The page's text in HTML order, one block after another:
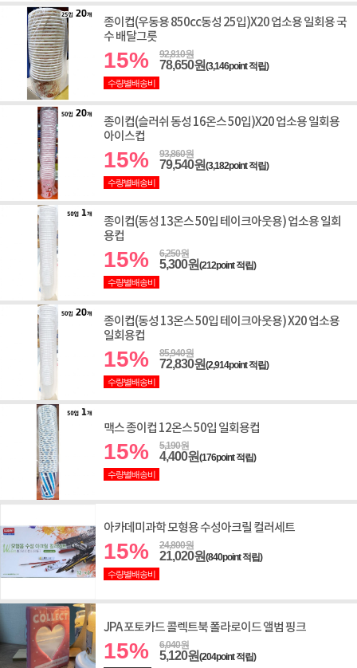
종이컵(우동용 850cc동성 25입)X20 업소용 일회용 국
수 배달그릇
15% 92,810원
78,650원(3,146point 적립)
수량별배송비
종이컵(슬러쉬 동성 16온스 50입)X20 업소용 일회용
아이스컵
15% 93,860원
79,540원(3,182point 적립)
수량별배송비
종이컵(동성 13온스 50입 테이크아웃용) 업소용 일회
용컵
15% 6,250원
5,300원(212point 적립)
수량별배송비
종이컵(동성 13온스 50입 테이크아웃용) X20 업소용
일회용컵
15% 85,940원
72,830원(2,914point 적립)
수량별배송비
맥스 종이컵 12온스 50입 일회용컵
15% 5,190원
4,400원(176point 적립)
수량별배송비
아카데미과학 모형용 수성아크릴 컬러세트
15% 24,800원
21,020원(840point 적립)
수량별배송비
JPA 포토카드 콜렉트북 폴라로이드 앨범 핑크
15% 6,040원
5,120원(204point 적립)